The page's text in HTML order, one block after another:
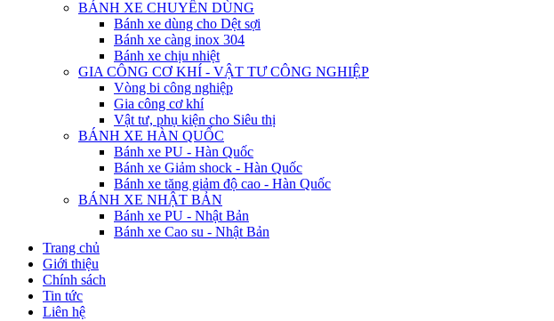
BÁNH XE CHUYÊN DÙNG
Bánh xe dùng cho Dệt sợi
Bánh xe càng inox 304
Bánh xe chịu nhiệt
GIA CÔNG CƠ KHÍ - VẬT TƯ CÔNG NGHIỆP
Vòng bi công nghiệp
Gia công cơ khí
Vật tư, phụ kiện cho Siêu thị
BÁNH XE HÀN QUỐC
Bánh xe PU - Hàn Quốc
Bánh xe Giảm shock - Hàn Quốc
Bánh xe tăng giảm độ cao - Hàn Quốc
BÁNH XE NHẬT BẢN
Bánh xe PU - Nhật Bản
Bánh xe Cao su - Nhật Bản
Trang chủ
Giới thiệu
Chính sách
Tin tức
Liên hệ